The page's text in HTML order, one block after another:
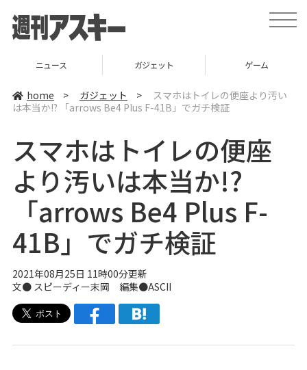
t
o
v
ガジェット ゲーム グルメ
home > ガジェット >
スマホはトイレの便座より汚い
は本当か!? 「arrows Be4 Plus F-41B」でガチ検証
スマホはトイレの便座
より汚いは本当か!?
「arrows Be4 Plus F-
41B」でガチ検証
2021年08月25日 11時00分更新
文● スピーディー末岡 編集●ASCII